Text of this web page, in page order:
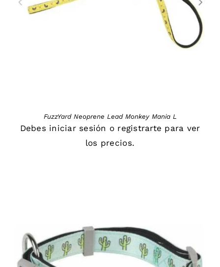
FuzzYard Neoprene Lead Monkey Mania L
Debes iniciar sesión o registrarte para ver
los precios.